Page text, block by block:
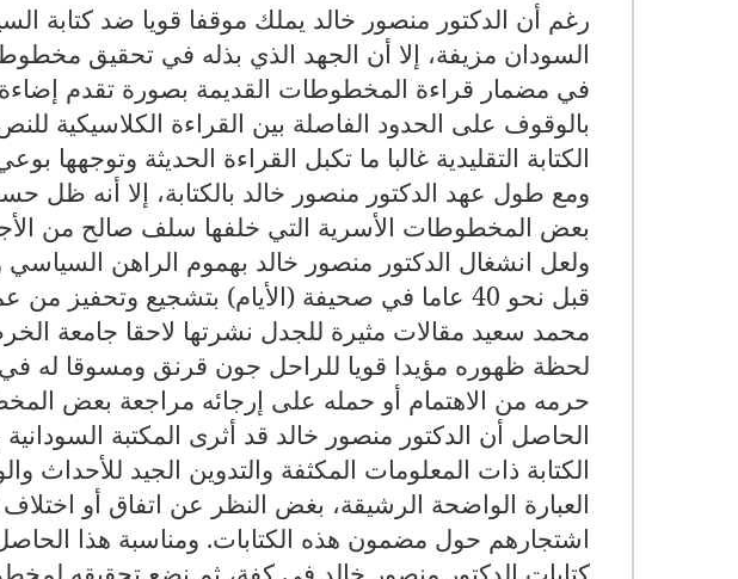
رغم أن الدكتور منصور خالد يملك موقفا قويا ضد كتابة
السودان مزيفة، إلا أن الجهد الذي بذله في تحقيق
في مضمار قراءة المخطوطات القديمة بصورة تقدم
بالوقوف على الحدود الفاصلة بين القراءة الكلاسيكية
الكتابة التقليدية غالبا ما تكبل القراءة الحديثة وتوجهها
ومع طول عهد الدكتور منصور خالد بالكتابة، إلا أنه ظل
بعض المخطوطات الأسرية التي خلفها سلف صالح من
ولعل انشغال الدكتور منصور خالد بهموم الراهن السياسي
قبل نحو 40 عاما في صحيفة (الأيام) بتشجيع وتحفيز
محمد سعيد مقالات مثيرة للجدل نشرتها لاحقا جامعة
لحظة ظهوره مؤيدا قويا للراحل جون قرنق ومسوقا له
حرمه من الاهتمام أو حمله على إرجائه مراجعة بعض
الحاصل أن الدكتور منصور خالد قد أثرى المكتبة
الكتابة ذات المعلومات المكثفة والتدوين الجيد للأحداث
العبارة الواضحة الرشيقة، بغض النظر عن اتفاق أو
اشتجارهم حول مضمون هذه الكتابات. ومناسبة هذا